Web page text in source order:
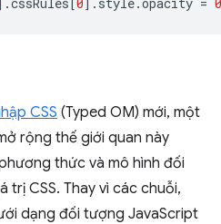
CSS (Typed OM) mới, một
rộng thế giới quan này
thức và mô hình đối
trị CSS. Thay vì các chuỗi,
dạng đối tượng JavaScript